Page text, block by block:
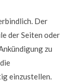
Der
der Seiten oder
zu
einzustellen.